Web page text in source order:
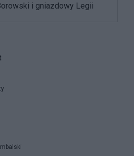
i gniazdowy Legii